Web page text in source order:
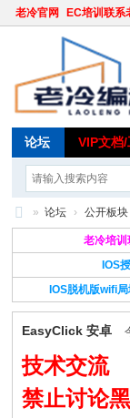
老冷官网 EC培训联
论坛 VIP文档
» 论坛 › 公开板块
老冷培训
IOS
IOS脱机版wifi
EasyClick 安卓
技术交流
禁止讨论